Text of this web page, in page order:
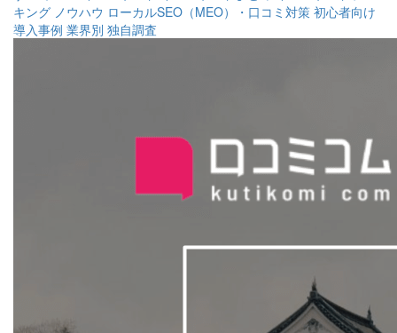
キング ノウハウ ローカルSEO（MEO）・口コミ対策 初心者向け
導入事例 業界別 独自調査